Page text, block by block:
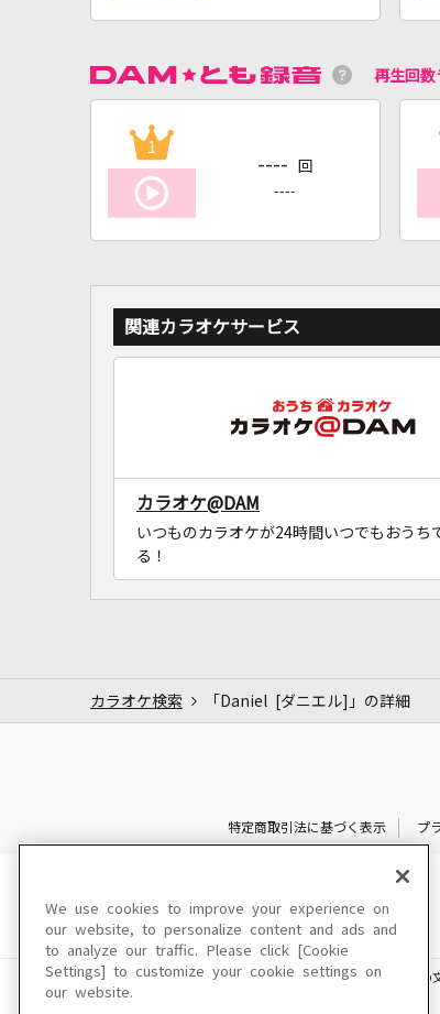
再生回数
1
---- 回
----
関連カラオケサービス
カラオケ@DAM
いつものカラオケが24時間いつでもおうち
る！
カラオケ検索 「Daniel [ダニエル]」の詳細
特定商取引法に基づく表示
プ
このサイトに掲載されている一切
We use cookies to improve your experience on
our website, to personalize content and ads and
to analyze our traffic. Please click [Cookie
Settings] to customize your cookie settings on
our website.